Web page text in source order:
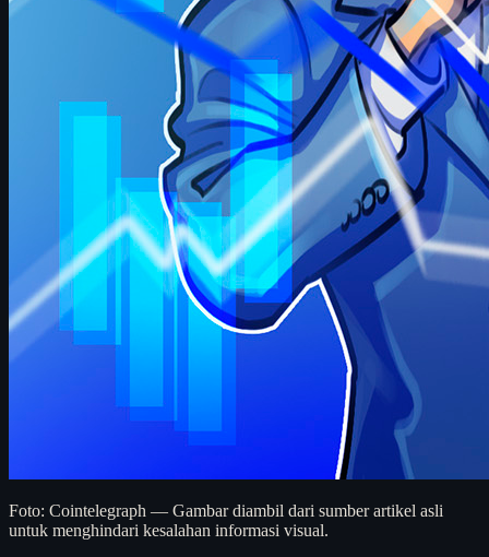
Foto: Cointelegraph — Gambar diambil dari sumber artikel asli
untuk menghindari kesalahan informasi visual.